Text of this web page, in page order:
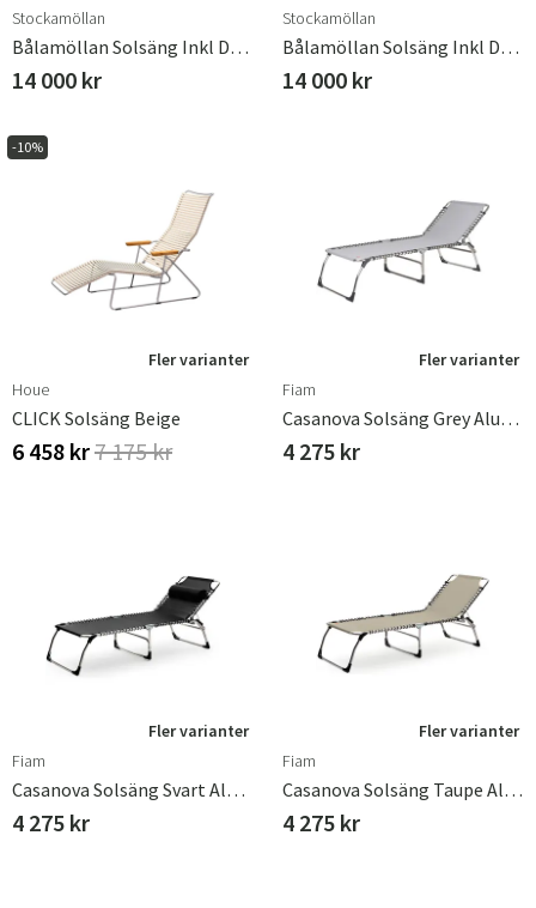
Danmark
Stockamöllan
Bålamöllan Solsäng Inkl Dyna Svart
14 000 kr
Stockamöllan
Bålamöllan Solsäng Inkl Dyna Vit
14 000 kr
-10%
Fler varianter
Houe
CLICK Solsäng Beige
6 458 kr7 175 kr
Fler varianter
Fiam
Casanova Solsäng Grey Aluminium/textilene
4 275 kr
Fler varianter
Fiam
Casanova Solsäng Svart Aluminium/textilene
4 275 kr
Fler varianter
Fiam
Casanova Solsäng Taupe Aluminium/textilene
4 275 kr